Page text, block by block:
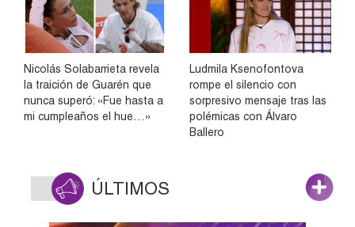
Nicolás Solabarrieta revela
la traición de Guarén que
nunca superó: «Fue hasta a
mi cumpleaños el hue…»
Ludmila Ksenofontova
rompe el silencio con
sorpresivo mensaje tras las
polémicas con Álvaro
Ballero
ÚLTIMOS